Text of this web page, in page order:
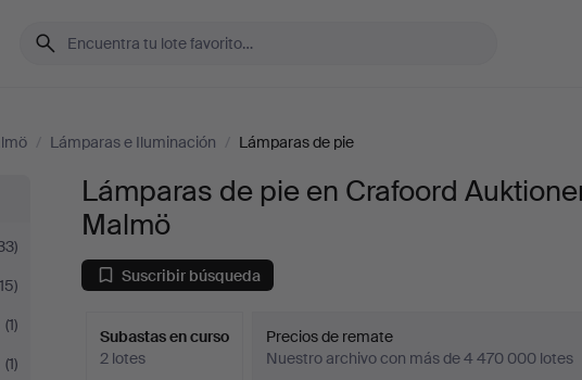
/ Lámparas e Iluminación / Lámparas de pie
(1)
(1)
Lámparas de pie en Crafoord
Malmö
Suscribir búsqueda
Subastas en curso
2 lotes
Precios de remate
Nuestro archivo con más de 4 470 000 lotes